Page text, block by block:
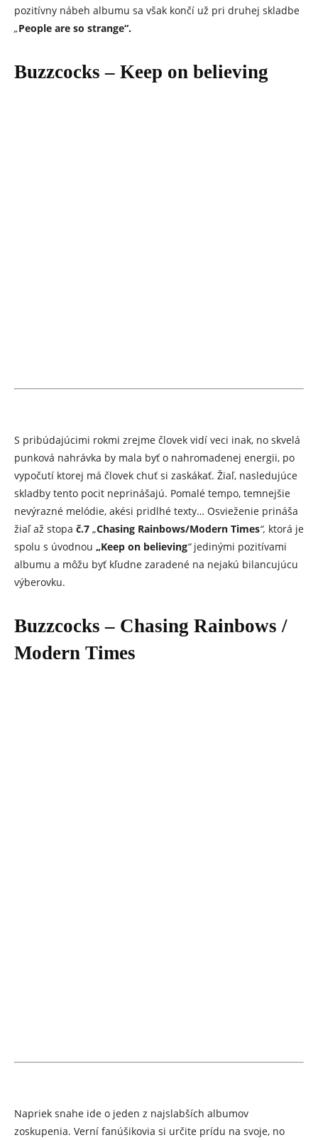
pozitívny nábeh albumu sa však končí už pri druhej skladbe
„People are so strange“.
Buzzcocks – Keep on believing
S pribúdajúcimi rokmi zrejme človek vidí veci inak, no skvelá
punková nahrávka by mala byť o nahromadenej energii, po
vypočutí ktorej má človek chuť si zaskákať. Žiaľ, nasledujúce
skladby tento pocit neprinášajú. Pomalé tempo, temnejšie
nevýrazné melódie, akési pridlhé texty… Osvieženie prináša
žiaľ až stopa č.7 „Chasing Rainbows/Modern Times“, ktorá je
spolu s úvodnou „Keep on believing“jedinými pozitívami
albumu a môžu byť kľudne zaradené na nejakú bilancujúcu
výberovku.
Buzzcocks – Chasing Rainbows /
Modern Times
Napriek snahe ide o jeden z najslabších albumov
zoskupenia. Verní fanúšikovia si určite prídu na svoje, no